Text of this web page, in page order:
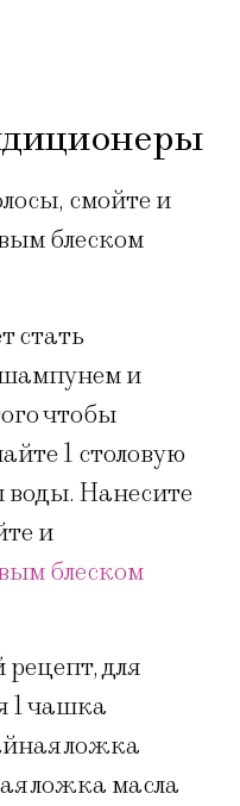
смойте и
блеском
стать
и
чтобы
1 столовую
воды. Нанесите
и
блеском
для
1 чашка
ложка
ложка масла